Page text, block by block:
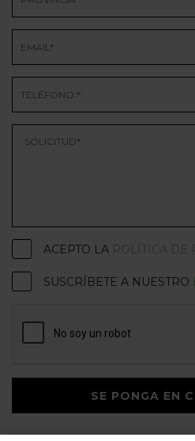
ACEPTO LA POLÍTICA DE
SUSCRÍBETE A NUESTRO
SE PONGA EN